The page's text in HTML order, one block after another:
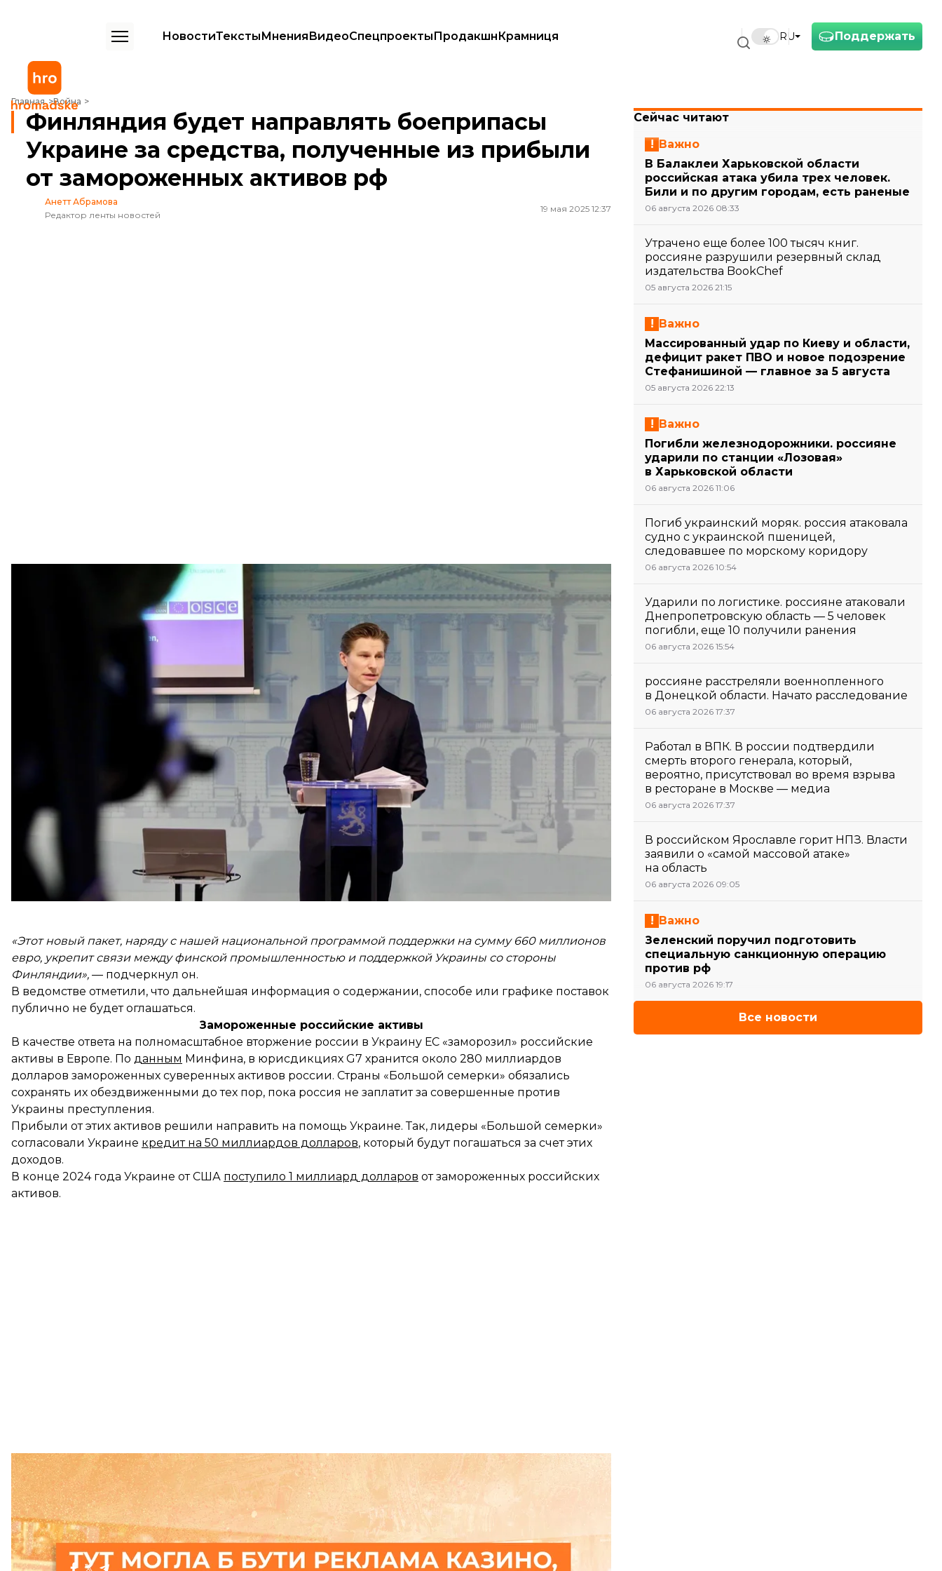
Поддержать
RU
НовостиТекстыМненияВидеоСпецпроектыПродакшнКрамниця
Главная Война
Финляндия будет направлять боеприпасы Украине за средства, полученные из прибыли от замороженных активов рф
Финляндия будет направлять боеприпасы
Украине за средства, полученные из прибыли
от замороженных активов рф
Анетт Абрамова
Редактор ленты новостей
19 мая 2025 12:37
Министр обороны Финляндии Антти Хаккянен
Facebook / Antti Häkkänen
Финляндия стала одним из государств, которые будут поставлять Украине военную помощь в
рамках инициативы ЕС, использующей доходы от замороженных российских активов. Хельсинки
обещают отправлять тяжелые боеприпасы.
сообщило
финское Министерство обороны.
Страна заключила соглашение с Европейской комиссией на 90 миллионов евро. Боеприпасы будут
покупать у финских поставщиков.
Это позволит не только поддержать Украину, но и «повысить занятость дома», отметил министр
обороны Антти Хаккянен и добавил, что «очень доволен результатом».
«Этот новый пакет, наряду с нашей национальной программой поддержки на сумму 660 миллионов
евро, укрепит связи между финской промышленностью и поддержкой Украины со стороны
Финляндии», — подчеркнул он.
В ведомстве отметили, что дальнейшая информация о содержании, способе или графике поставок
публично не будет оглашаться.
Замороженные российские активы
В качестве ответа на полномасштабное вторжение россии в Украину ЕС «заморозил» российские
активы в Европе. По данным Минфина, в юрисдикциях G7 хранится около 280 миллиардов
долларов замороженных суверенных активов россии. Страны «Большой семерки» обязались
сохранять их обездвиженными до тех пор, пока россия не заплатит за совершенные против
Украины преступления.
Прибыли от этих активов решили направить на помощь Украине. Так, лидеры «Большой семерки»
согласовали Украине кредит на 50 миллиардов долларов, который будут погашаться за счет этих
доходов.
В конце 2024 года Украине от США поступило 1 миллиард долларов от замороженных российских
активов.
Підтримати
Больше о: Финляндия боеприпасы российско-украинская война
Поделиться
Сейчас читают
Важно
В Балаклеи Харьковской области
российская атака убила трех человек.
Били и по другим городам, есть раненые
06 августа 2026 08:33
Утрачено еще более 100 тысяч книг.
россияне разрушили резервный склад
издательства BookChef
05 августа 2026 21:15
Важно
Массированный удар по Киеву и области,
дефицит ракет ПВО и новое подозрение
Стефанишиной — главное за 5 августа
05 августа 2026 22:13
Важно
Погибли железнодорожники. россияне
ударили по станции «Лозовая»
в Харьковской области
06 августа 2026 11:06
Погиб украинский моряк. россия атаковала
судно с украинской пшеницей,
следовавшее по морскому коридору
06 августа 2026 10:54
Ударили по логистике. россияне атаковали
Днепропетровскую область — 5 человек
погибли, еще 10 получили ранения
06 августа 2026 15:54
россияне расстреляли военнопленного
в Донецкой области. Начато расследование
06 августа 2026 17:37
Работал в ВПК. В россии подтвердили
смерть второго генерала, который,
вероятно, присутствовал во время взрыва
в ресторане в Москве — медиа
06 августа 2026 17:37
В российском Ярославле горит НПЗ. Власти
заявили о «самой массовой атаке»
на область
06 августа 2026 09:05
Важно
Зеленский поручил подготовить
специальную санкционную операцию
против рф
06 августа 2026 19:17
Все новости